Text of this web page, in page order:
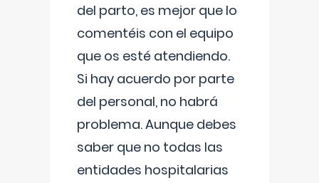
del parto, es mejor que lo
comentéis con el equipo
que os esté atendiendo.
Si hay acuerdo por parte
del personal, no habrá
problema. Aunque debes
saber que no todas las
entidades hospitalarias